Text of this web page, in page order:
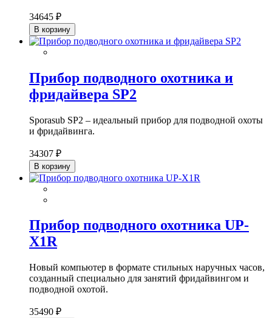
34645 ₽
В корзину
Прибор подводного охотника и
фридайвера SP2
Sporasub SP2 – идеальный прибор для подводной охоты
и фридайвинга.
34307 ₽
В корзину
Прибор подводного охотника UP-
X1R
Новый компьютер в формате стильных наручных часов,
созданный специально для занятий фридайвингом и
подводной охотой.
35490 ₽